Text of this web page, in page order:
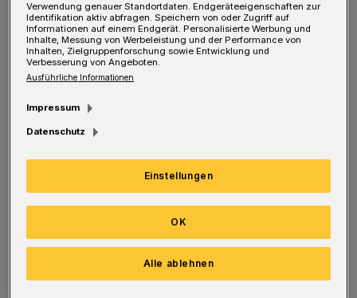
Foto: Babydreams Fotografie/Claudia Regge
D ie Zahl befände sich damit ungefähr auf
dem Niveau ab 2016 (3.527). 2017 waren
es 3.644 Neugeborene, 2018 dann 3.613, 2019
folgten 3.469 und 2020 schließlich 3.506. In
Remscheid sanken die Geburten 2022 auf 1.010
(minus 4,6 Prozent), in Solingen auf 1.370
Verwendung genauer Standortdaten. Endgeräteeigenschaften zur
Identifikation aktiv abfragen. Speichern von oder Zugriff auf
Informationen auf einem Endgerät. Personalisierte Werbung und
Inhalte, Messung von Werbeleistung und der Performance von
Inhalten, Zielgruppenforschung sowie Entwicklung und
Verbesserung von Angeboten.
Ausführliche Informationen
Impressum
Datenschutz
Einstellungen
Alle ablehnen
OK